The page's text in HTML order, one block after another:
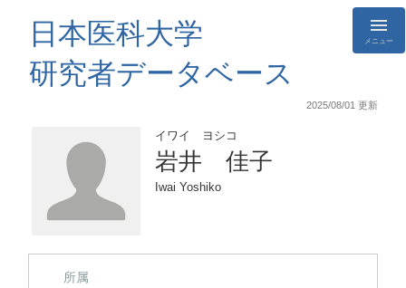
日本医科大学
研究者データベース
メニュー
2025/08/01 更新
イワイ ヨシコ
岩井 佳子
Iwai Yoshiko
所属